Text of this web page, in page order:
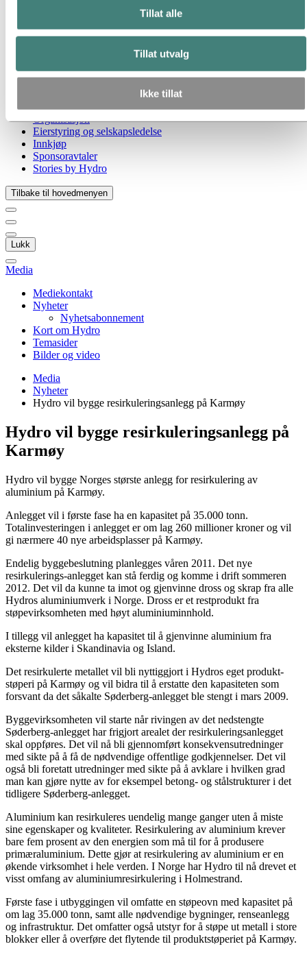
Tillat alle
Tillat utvalg
Ikke tillat
Hydro i Norge
Industrier som betyr noe
Våre formål og verdier
Hydro-lokasjoner i Norge
Selskapets historie
Organisasjon
Eierstyring og selskapsledelse
Innkjøp
Sponsoravtaler
Stories by Hydro
Tilbake til hovedmenyen
Lukk
Media
Mediekontakt
Nyheter
Nyhetsabonnement
Kort om Hydro
Temasider
Bilder og video
Media
Nyheter
Hydro vil bygge resirkuleringsanlegg på Karmøy
Hydro vil bygge resirkuleringsanlegg på
Karmøy
Hydro vil bygge Norges største anlegg for resirkulering av
aluminium på Karmøy.
Anlegget vil i første fase ha en kapasitet på 35.000 tonn.
Totalinvesteringen i anlegget er om lag 260 millioner kroner og vil
gi nærmere 40 nye arbeidsplasser på Karmøy.
Endelig byggebeslutning planlegges våren 2011. Det nye
resirkulerings-anlegget kan stå ferdig og komme i drift sommeren
2012. Det vil da kunne ta imot og gjenvinne dross og skrap fra alle
Hydros aluminiumverk i Norge. Dross er et restprodukt fra
støpevirksomheten med høyt aluminiuminnhold.
I tillegg vil anlegget ha kapasitet til å gjenvinne aluminium fra
eksterne kilder i Skandinavia og Island.
Det resirkulerte metallet vil bli nyttiggjort i Hydros eget produkt-
støperi på Karmøy og vil bidra til å erstatte den kapasiteten som
forsvant da det såkalte Søderberg-anlegget ble stengt i mars 2009.
Byggevirksomheten vil starte når rivingen av det nedstengte
Søderberg-anlegget har frigjort arealet der resirkuleringsanlegget
skal oppføres. Det vil nå bli gjennomført konsekvensutredninger
med sikte på å få de nødvendige offentlige godkjennelser. Det vil
også bli foretatt utredninger med sikte på å avklare i hvilken grad
man kan gjøre nytte av for eksempel betong- og stålstrukturer i det
tidligere Søderberg-anlegget.
Aluminium kan resirkuleres uendelig mange ganger uten å miste
sine egenskaper og kvaliteter. Resirkulering av aluminium krever
bare fem prosent av den energien som må til for å produsere
primæraluminium. Dette gjør at resirkulering av aluminium er en
økende virksomhet i hele verden. I Norge har Hydro til nå drevet et
visst omfang av aluminiumresirkulering i Holmestrand.
Første fase i utbyggingen vil omfatte en støpeovn med kapasitet på
om lag 35.000 tonn, samt alle nødvendige bygninger, renseanlegg
og infrastruktur. Det omfatter også utstyr for å støpe ut metall i store
blokker eller å overføre det flytende til produktstøperiet på Karmøy.